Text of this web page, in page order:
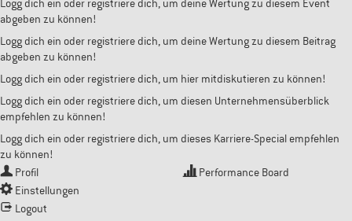
Logg dich ein oder registriere dich, um deine Wertung zu diesem Event
abgeben zu können!
Logg dich ein oder registriere dich, um deine Wertung zu diesem Beitrag
abgeben zu können!
Logg dich ein oder registriere dich, um hier mitdiskutieren zu können!
Logg dich ein oder registriere dich, um diesen Unternehmensüberblick
empfehlen zu können!
Logg dich ein oder registriere dich, um dieses Karriere-Special empfehlen
zu können!
Profil
Performance Board
Einstellungen
Logout